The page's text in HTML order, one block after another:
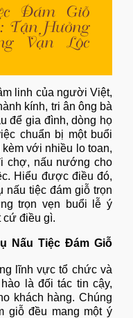
Đám Giỗ
Tận Hưởng
Vạn Lộc
linh của người Việt,
kính, tri ân ông bà
để gia đình, dòng họ
chuẩn bị một buổi
với nhiều lo toan,
chợ, nấu nướng cho
Hiểu được điều đó,
nấu tiệc đám giỗ trọn
trọn vẹn buổi lễ ý
cứ điều gì.
Nấu Tiệc Đám Giỗ
lĩnh vực tổ chức và
là đối tác tin cậy,
khách hàng. Chúng
giỗ đều mang một ý